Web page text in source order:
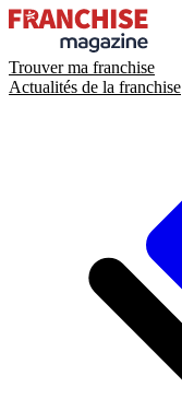
Trouver ma franchise
Actualités de la franchise